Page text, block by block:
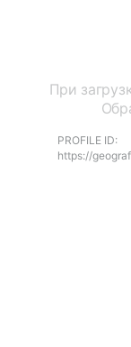
При
PROFILE ID:
https://